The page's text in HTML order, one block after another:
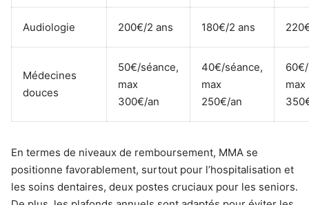
Audiologie 200€/2 ans 180€/2 ans
Médecines
douces
50€/séance,
max
300€/an
40€/séance,
max
250€/an
max
En termes de niveaux de remboursement, MMA se
positionne favorablement, surtout pour l’hospitalisation et
les soins dentaires, deux postes cruciaux pour les seniors.